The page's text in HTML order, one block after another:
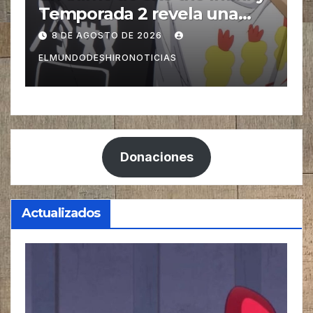
de BLUE LOCK revela un
video especial con el tema
musical interpretado por
Ado
8 DE AGOSTO DE 2026
ELMUNDODESHIRONOTICIAS
Donaciones
Actualizados